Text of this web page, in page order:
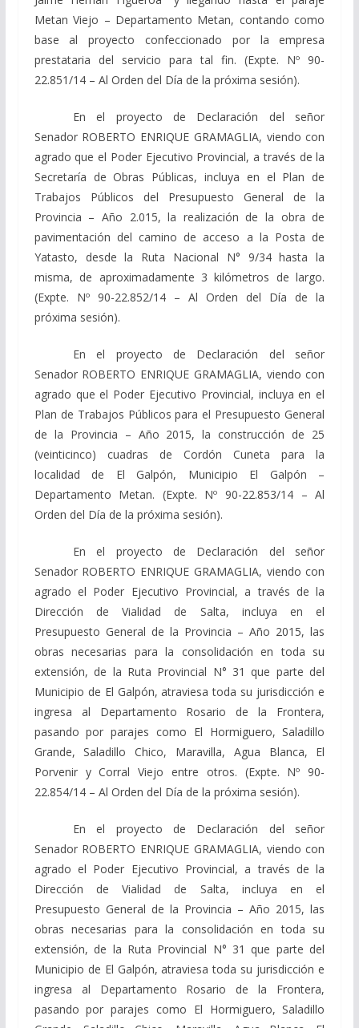
Metan Viejo – Departamento Metan, contando como
base al proyecto confeccionado por la empresa
prestataria del servicio para tal fin. (Expte. Nº 90-
22.851/14 – Al Orden del Día de la próxima sesión).
En el proyecto de Declaración del señor
Senador ROBERTO ENRIQUE GRAMAGLIA, viendo con
agrado que el Poder Ejecutivo Provincial, a través de la
Secretaría de Obras Públicas, incluya en el Plan de
Trabajos Públicos del Presupuesto General de la
Provincia – Año 2.015, la realización de la obra de
pavimentación del camino de acceso a la Posta de
Yatasto, desde la Ruta Nacional N° 9/34 hasta la
misma, de aproximadamente 3 kilómetros de largo.
(Expte. Nº 90-22.852/14 – Al Orden del Día de la
próxima sesión).
En el proyecto de Declaración del señor
Senador ROBERTO ENRIQUE GRAMAGLIA, viendo con
agrado que el Poder Ejecutivo Provincial, incluya en el
Plan de Trabajos Públicos para el Presupuesto General
de la Provincia – Año 2015, la construcción de 25
(veinticinco) cuadras de Cordón Cuneta para la
localidad de El Galpón, Municipio El Galpón –
Departamento Metan. (Expte. Nº 90-22.853/14 – Al
Orden del Día de la próxima sesión).
En el proyecto de Declaración del señor
Senador ROBERTO ENRIQUE GRAMAGLIA, viendo con
agrado el Poder Ejecutivo Provincial, a través de la
Dirección de Vialidad de Salta, incluya en el
Presupuesto General de la Provincia – Año 2015, las
obras necesarias para la consolidación en toda su
extensión, de la Ruta Provincial N° 31 que parte del
Municipio de El Galpón, atraviesa toda su jurisdicción e
ingresa al Departamento Rosario de la Frontera,
pasando por parajes como El Hormiguero, Saladillo
Grande, Saladillo Chico, Maravilla, Agua Blanca, El
Porvenir y Corral Viejo entre otros. (Expte. Nº 90-
22.854/14 – Al Orden del Día de la próxima sesión).
En el proyecto de Declaración del señor
Senador ROBERTO ENRIQUE GRAMAGLIA, viendo con
agrado el Poder Ejecutivo Provincial, a través de la
Dirección de Vialidad de Salta, incluya en el
Presupuesto General de la Provincia – Año 2015, las
obras necesarias para la consolidación en toda su
extensión, de la Ruta Provincial N° 31 que parte del
Municipio de El Galpón, atraviesa toda su jurisdicción e
ingresa al Departamento Rosario de la Frontera,
pasando por parajes como El Hormiguero, Saladillo